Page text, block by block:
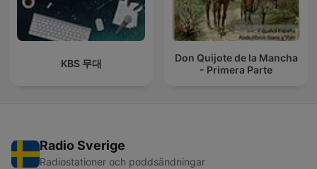
KBS 무대
Don Quijote de la Mancha
- Primera Parte
Radio Sverige
Radiostationer och poddsändningar